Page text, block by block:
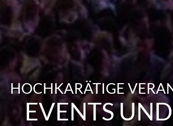
HOCHKARÄTIGE
EVENTS